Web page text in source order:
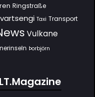
Ringstraße
Taxi Transport
Vulkane
Þorbjörn